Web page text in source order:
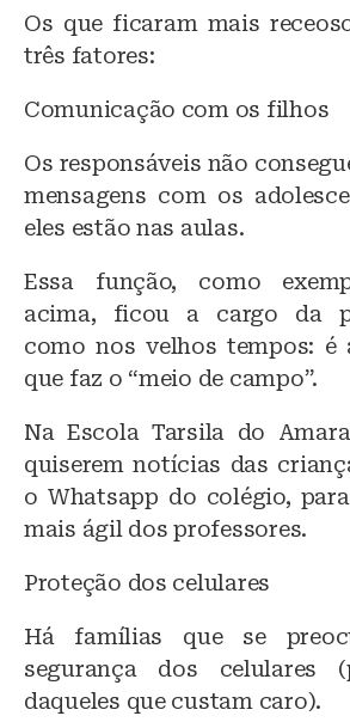
Os que ficaram mais
três fatores:
Comunicação com os filhos
Os responsáveis não
mensagens com os
eles estão nas aulas.
Essa função, como
acima, ficou a cargo da
como nos velhos tempos: é
que faz o “meio de campo”.
Na Escola Tarsila do
quiserem notícias das
o Whatsapp do colégio,
mais ágil dos professores.
Proteção dos celulares
Há famílias que se
segurança dos celulares
daqueles que custam caro).